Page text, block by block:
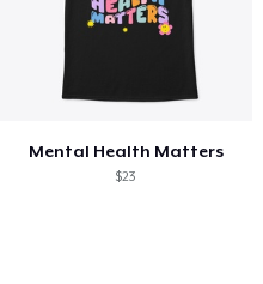
Mental Health Matters
$23